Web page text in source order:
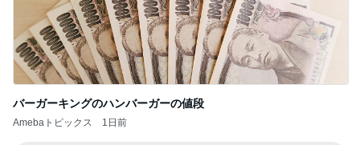
バーガーキングのハンバーガーの値段
Amebaトピックス 1日前